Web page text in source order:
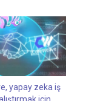
yapay zeka iş